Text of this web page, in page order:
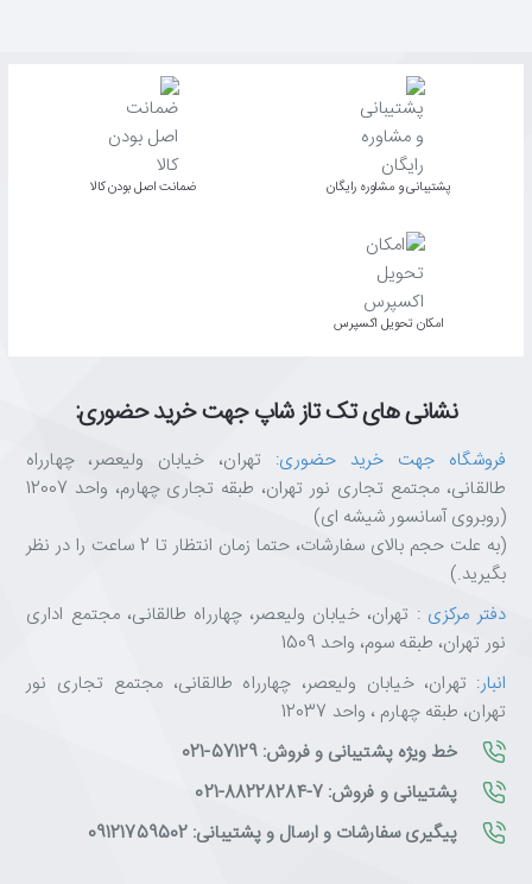
پشتیبانی و مشاوره رایگان ﺿﻤﺎﻧﺖ اﺻﻞ ﺑﻮدن ﮐﺎﻟﺎ
اﻣﮑﺎن ﺗﺤﻮﯾﻞ اﮐﺴﭙﺮس
نشانی های تک تاز شاپ جهت خرید حضوری:
فروشگاه جهت خرید حضوری: تهران، خیابان ولیعصر، چهارراه
طالقانی، مجتمع تجاری نور تهران، طبقه تجاری چهارم، واحد 12007
(روبروی آسانسور شیشه ای)
(به علت حجم بالای سفارشات، حتما زمان انتظار تا 2 ساعت را در نظر
بگیرید.)
دفتر مرکزی : تهران، خیابان ولیعصر، چهارراه طالقانی، مجتمع اداری
نور تهران، طبقه سوم، واحد 1509
انبار: تهران، خیابان ولیعصر، چهارراه طالقانی، مجتمع تجاری نور
تهران، طبقه چهارم ، واحد 12037
خط ویژه پشتیبانی و فروش: 57129-021
پشتیبانی و فروش: 7-88228284-021
پیگیری سفارشات و ارسال و پشتیبانی: 09121759502